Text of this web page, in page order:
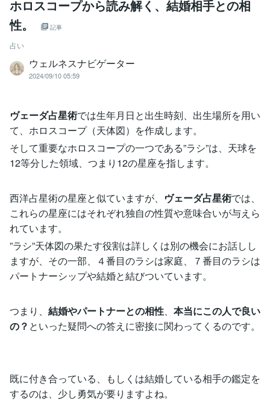
ホロスコープから読み解く、結婚相手との相
性。
記事
占い
ウェルネスナビゲーター
2024/09/10 05:59
ヴェーダ占星術では生年月日と出生時刻、出生場所を用い
て、ホロスコープ（天体図）を作成します。
そして重要なホロスコープの一つである”ラシ”は、天球を
12等分した領域、つまり12の星座を指します。
西洋占星術の星座と似ていますが、 ヴェーダ占星術では、
これらの星座にはそれぞれ独自の性質や意味合いが与えら
れています。
”ラシ”天体図の果たす役割は詳しくは別の機会にお話しし
ますが、その一部、４番目のラシは家庭、７番目のラシは
パートナーシップや結婚と結びついています。
つまり、 結婚やパートナーとの相性、 本当にこの人で良い
の？ といった疑問への答えに密接に関わってくるのです。
既に付き合っている、もしくは結婚している相手の鑑定を
するのは、少し勇気が要りますよね。